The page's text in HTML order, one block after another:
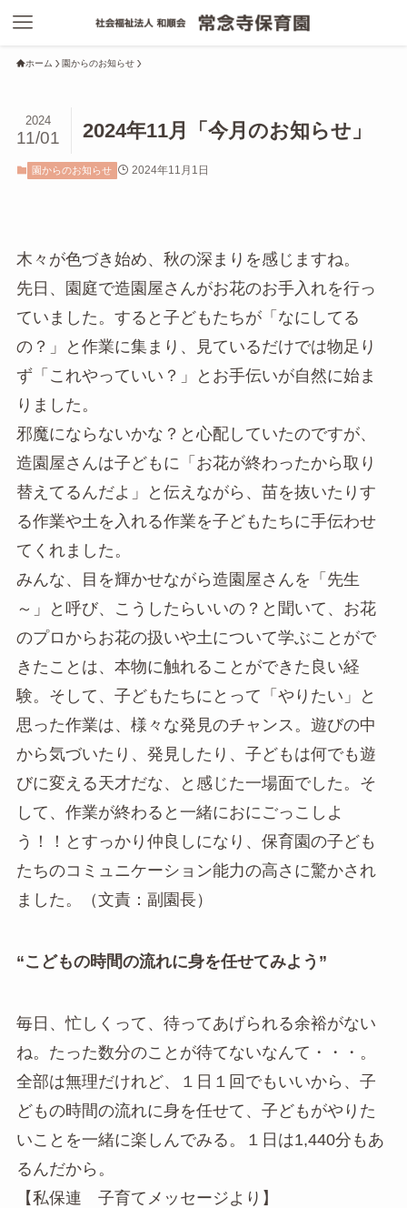
ホーム 園からのお知らせ
2024年11月「今月のお知らせ」
2024
11/01
園からのお知らせ 2024年11月1日
木々が色づき始め、秋の深まりを感じますね。
先日、園庭で造園屋さんがお花のお手入れを行っ
ていました。すると子どもたちが「なにしてる
の？」と作業に集まり、見ているだけでは物足り
ず「これやっていい？」とお手伝いが自然に始ま
りました。
邪魔にならないかな？と心配していたのですが、
造園屋さんは子どもに「お花が終わったから取り
替えてるんだよ」と伝えながら、苗を抜いたりす
る作業や土を入れる作業を子どもたちに手伝わせ
てくれました。
みんな、目を輝かせながら造園屋さんを「先生
～」と呼び、こうしたらいいの？と聞いて、お花
のプロからお花の扱いや土について学ぶことがで
きたことは、本物に触れることができた良い経
験。そして、子どもたちにとって「やりたい」と
思った作業は、様々な発見のチャンス。遊びの中
から気づいたり、発見したり、子どもは何でも遊
びに変える天才だな、と感じた一場面でした。そ
して、作業が終わると一緒におにごっこしよ
う！！とすっかり仲良しになり、保育園の子ども
たちのコミュニケーション能力の高さに驚かされ
ました。（文責：副園長）
“こどもの時間の流れに身を任せてみよう”
毎日、忙しくって、待ってあげられる余裕がない
ね。たった数分のことが待てないなんて・・・。
全部は無理だけれど、１日１回でもいいから、子
どもの時間の流れに身を任せて、子どもがやりた
いことを一緒に楽しんでみる。１日は1,440分もあ
るんだから。
【私保連 子育てメッセージより】